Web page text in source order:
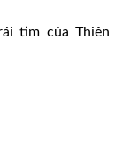
tim của Thiên